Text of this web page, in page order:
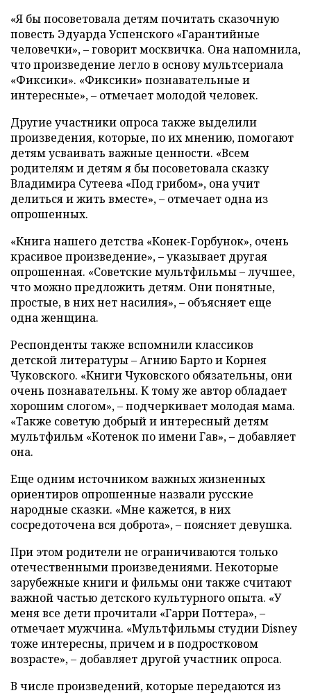
«Я бы посоветовала детям почитать сказочную
повесть Эдуарда Успенского «Гарантийные
человечки», – говорит москвичка. Она напомнила,
что произведение легло в основу мультсериала
«Фиксики». «Фиксики» познавательные и
интересные», – отмечает молодой человек.
Другие участники опроса также выделили
произведения, которые, по их мнению, помогают
детям усваивать важные ценности. «Всем
родителям и детям я бы посоветовала сказку
Владимира Сутеева «Под грибом», она учит
делиться и жить вместе», – отмечает одна из
опрошенных.
«Книга нашего детства «Конек-Горбунок», очень
красивое произведение», – указывает другая
опрошенная. «Советские мультфильмы – лучшее,
что можно предложить детям. Они понятные,
простые, в них нет насилия», – объясняет еще
одна женщина.
Респонденты также вспомнили классиков
детской литературы – Агнию Барто и Корнея
Чуковского. «Книги Чуковского обязательны, они
очень познавательны. К тому же автор обладает
хорошим слогом», – подчеркивает молодая мама.
«Также советую добрый и интересный детям
мультфильм «Котенок по имени Гав», – добавляет
она.
Еще одним источником важных жизненных
ориентиров опрошенные назвали русские
народные сказки. «Мне кажется, в них
сосредоточена вся доброта», – поясняет девушка.
При этом родители не ограничиваются только
отечественными произведениями. Некоторые
зарубежные книги и фильмы они также считают
важной частью детского культурного опыта. «У
меня все дети прочитали «Гарри Поттера», –
отмечает мужчина. «Мультфильмы студии Disney
тоже интересны, причем и в подростковом
возрасте», – добавляет другой участник опроса.
В числе произведений, которые передаются из